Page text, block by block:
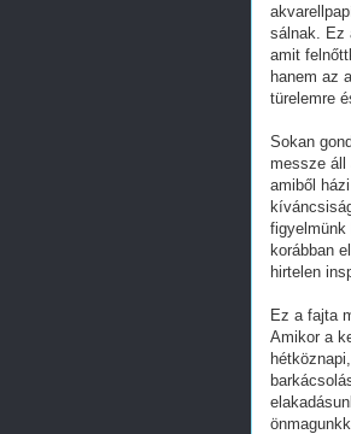
sálnak. Ez
amit
hanem az
türelemre
Sokan
messze áll
amiből
figyelmünk
korábban
hirtelen
Ez a fajta
Amikor a